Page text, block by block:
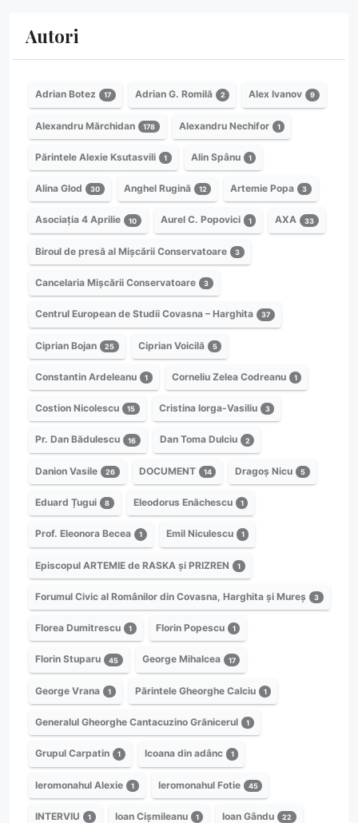
Autori
Adrian Botez 17 Adrian G. Romilă 2 Alex Ivanov 9
Alexandru Mărchidan 178 Alexandru Nechifor 1
Părintele Alexie Ksutasvili 1 Alin Spânu 1
Alina Glod 30 Anghel Rugină 12 Artemie Popa 3
Asociația 4 Aprilie 10 Aurel C. Popovici 1 AXA 33
Biroul de presă al Mișcării Conservatoare 3
Cancelaria Mișcării Conservatoare 3
Centrul European de Studii Covasna – Harghita 37
Ciprian Bojan 25 Ciprian Voicilă 5
Constantin Ardeleanu 1 Corneliu Zelea Codreanu 1
Costion Nicolescu 15 Cristina Iorga-Vasiliu 3
Pr. Dan Bădulescu 16 Dan Toma Dulciu 2
Danion Vasile 26 DOCUMENT 14 Dragoș Nicu 5
Eduard Țugui 8 Eleodorus Enăchescu 1
Prof. Eleonora Becea 1 Emil Niculescu 1
Episcopul ARTEMIE de RASKA și PRIZREN 1
Forumul Civic al Românilor din Covasna, Harghita și Mureș 3
Florea Dumitrescu 1 Florin Popescu 1
Florin Stuparu 45 George Mihalcea 17
George Vrana 1 Părintele Gheorghe Calciu 1
Generalul Gheorghe Cantacuzino Grănicerul 1
Grupul Carpatin 1 Icoana din adânc 1
Ieromonahul Alexie 1 Ieromonahul Fotie 45
INTERVIU 1 Ioan Cișmileanu 1 Ioan Gându 22